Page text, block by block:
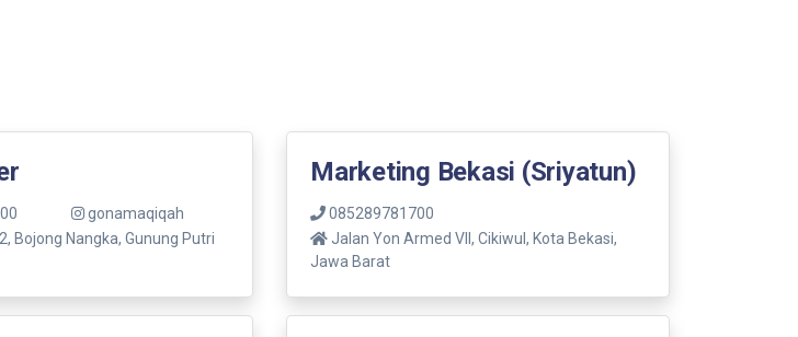
gonamaqiqah
Bojong Nangka, Gunung Putri
Marketing Bekasi (Sriyatun)
085289781700
Jalan Yon Armed VII, Cikiwul, Kota Bekasi,
Jawa Barat